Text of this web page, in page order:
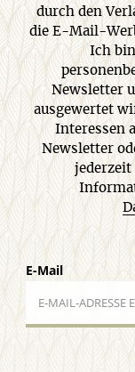
durch den
die E-Mail-
Ich
Newsletter
ausgewertet
Interessen
Newsletter
jederzeit
E-Mail